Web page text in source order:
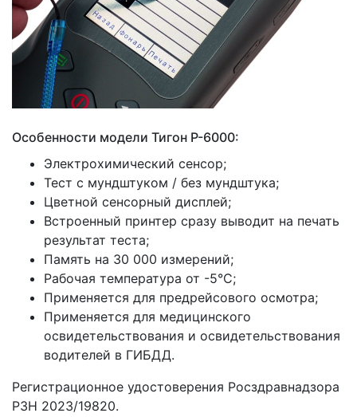
Особенности модели Тигон Р-6000:
Электрохимический сенсор;
Тест с мундштуком / без мундштука;
Цветной сенсорный дисплей;
Встроенный принтер сразу выводит на печать
результат теста;
Память на 30 000 измерений;
Рабочая температура от -5°С;
Применяется для предрейсового осмотра;
Применяется для медицинского
освидетельствования и освидетельствования
водителей в ГИБДД.
Регистрационное удостоверения Росздравнадзора
РЗН 2023/19820.